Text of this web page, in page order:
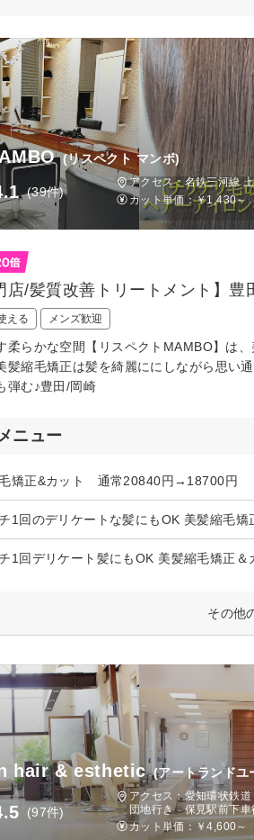
(リスペクト マンボ)
(39件)
アクセス：名鉄三河線
カット単価：￥1,430～
店/髪質改善トリートメント】
える メンズ歓迎
柔らかな空間【リスペクトMAMBO】は
髪縮毛矯正は髪を綺麗ににしながら思い
弾む♪豊田/岡崎
ニュー
矯正&カット 通常20840円→18700円
1回のデリケートな髪にもOK 美髪縮毛
1回デリケート髪にもOK 美髪縮毛矯正
その他
hair & esthetic (アートランドユ
(97件)
アクセス：愛知環状鉄
団地行き 保見駅前下車
カット単価： ￥4,600～